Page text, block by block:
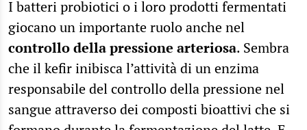
I batteri probiotici o i loro prodotti fermentati
giocano un importante ruolo anche nel
controllo della pressione arteriosa. Sembra
che il kefir inibisca l’attività di un enzima
responsabile del controllo della pressione nel
sangue attraverso dei composti bioattivi che si